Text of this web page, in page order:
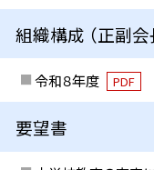
組織構成 （正副会
令和８年度 PDF
要望書